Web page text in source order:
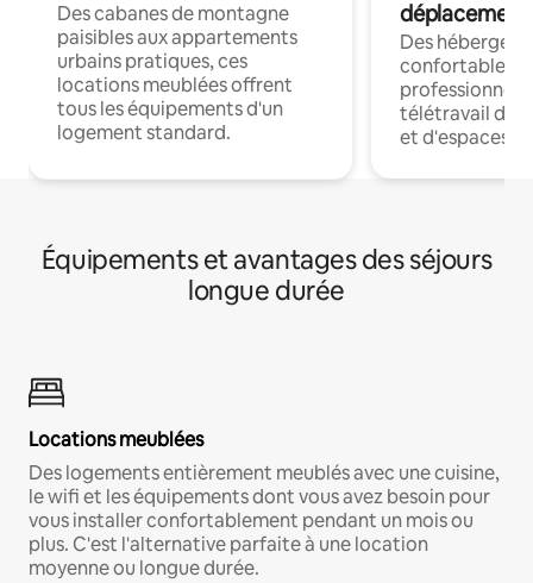
Des cabanes de montagne
paisibles aux appartements
urbains pratiques, ces
locations meublées offrent
tous les équipements d'un
logement standard.
déplacement
Des
confortables
professionnels
télétravail
et d'espaces
Équipements et avantages des séjours
longue durée
Locations meublées
Des logements entièrement meublés avec une cuisine,
le wifi et les équipements dont vous avez besoin pour
vous installer confortablement pendant un mois ou
plus. C'est l'alternative parfaite à une location
moyenne ou longue durée.